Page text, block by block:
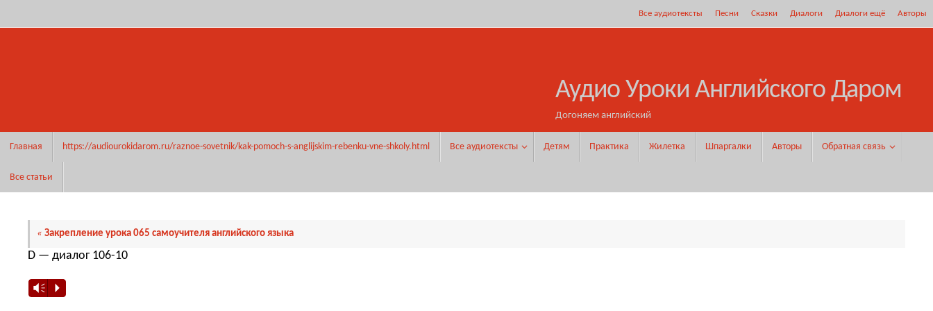
к
Все аудиотексты Песни Сказки Диалоги Диалоги ещё Авторы
Аудио Уроки Английского Даром
Догоняем английский
Главная https://audiourokidarom.ru/raznoe-sovetnik/kak-pomoch-s-anglijskim-rebenku-vne-shkoly.html Все аудиотексты Детям Практика Жилетка Шпаргалки Авторы Обратная связь
Все статьи
« Закрепление урока 065 самоучителя английского языка
D — диалог 106-10
Vm P